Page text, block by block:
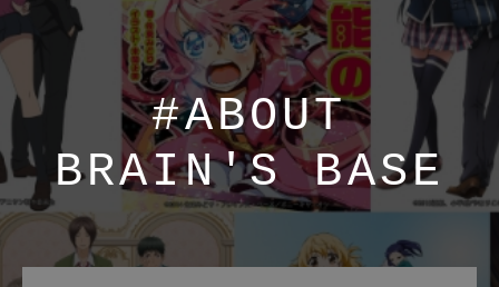
#ABOUT
BRAIN'S BASE